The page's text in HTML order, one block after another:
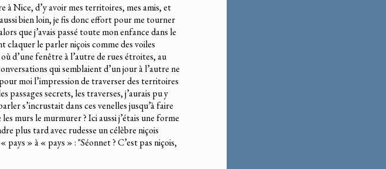
à Nice, d’y avoir mes territoires, mes amis, et
bien loin, je fis donc effort pour me tourner
que j’avais passé toute mon enfance dans le
claquer le parler niçois comme des voiles
d’une fenêtre à l’autre de rues étroites, au
qui semblaient d’un jour à l’autre ne
moi l’impression de traverser des territoires
passages secrets, les traverses, j’aurais pu y
s’incrustait dans ces venelles jusqu’à faire
murs le murmurer ? Ici aussi j’étais une forme
plus tard avec rudesse un célèbre niçois
pays » à « pays » : "Séonnet ? C’est pas niçois,